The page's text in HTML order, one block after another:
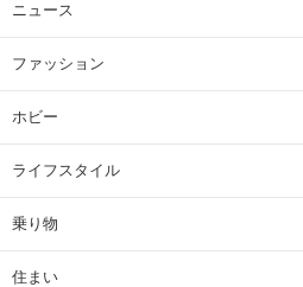
ニュース
ファッション
ホビー
ライフスタイル
乗り物
住まい